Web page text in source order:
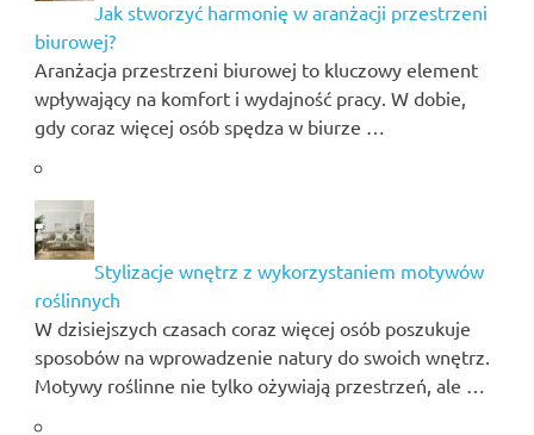
Jak stworzyć harmonię w aranżacji przestrzeni
biurowej?
Aranżacja przestrzeni biurowej to kluczowy element
wpływający na komfort i wydajność pracy. W dobie,
gdy coraz więcej osób spędza w biurze …
Stylizacje wnętrz z wykorzystaniem motywów
roślinnych
W dzisiejszych czasach coraz więcej osób poszukuje
sposobów na wprowadzenie natury do swoich wnętrz.
Motywy roślinne nie tylko ożywiają przestrzeń, ale …